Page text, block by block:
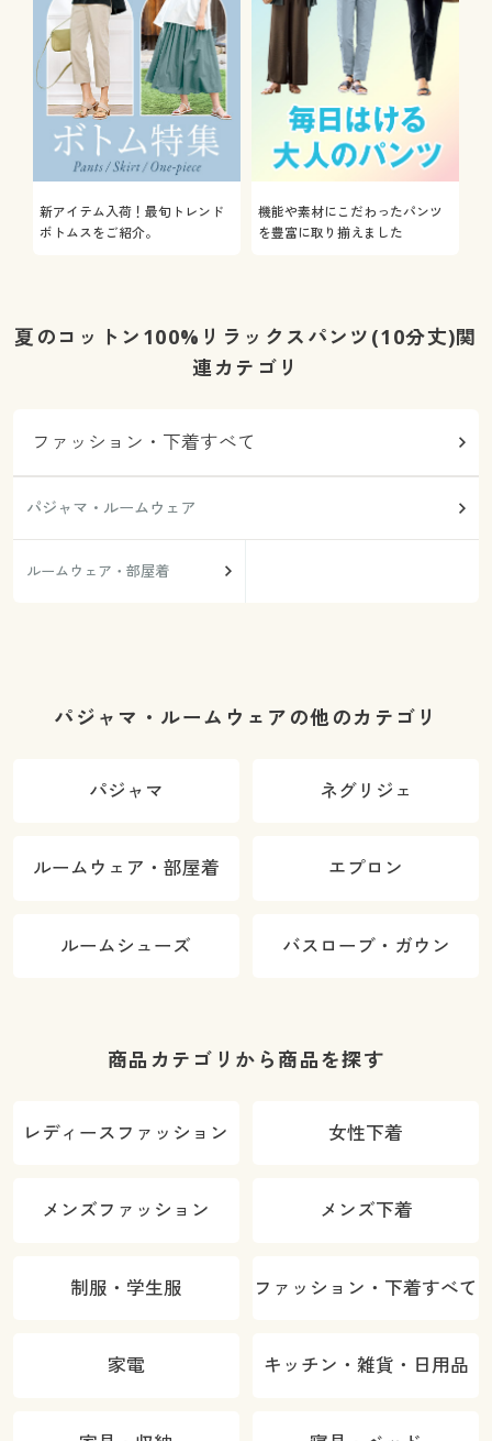
新アイテム入荷！最旬トレンド
ボトムスをご紹介。
機能や素材にこだわったパンツ
を豊富に取り揃えました
夏のコットン100%リラックスパンツ(10分丈)関
連カテゴリ
ファッション・下着すべて
パジャマ・ルームウェア
ルームウェア・部屋着
パジャマ・ルームウェアの他のカテゴリ
パジャマ ネグリジェ
ルームウェア・部屋着 エプロン
ルームシューズ バスローブ・ガウン
商品カテゴリから商品を探す
レディースファッション 女性下着
メンズファッション メンズ下着
制服・学生服 ファッション・下着すべて
家電 キッチン・雑貨・日用品